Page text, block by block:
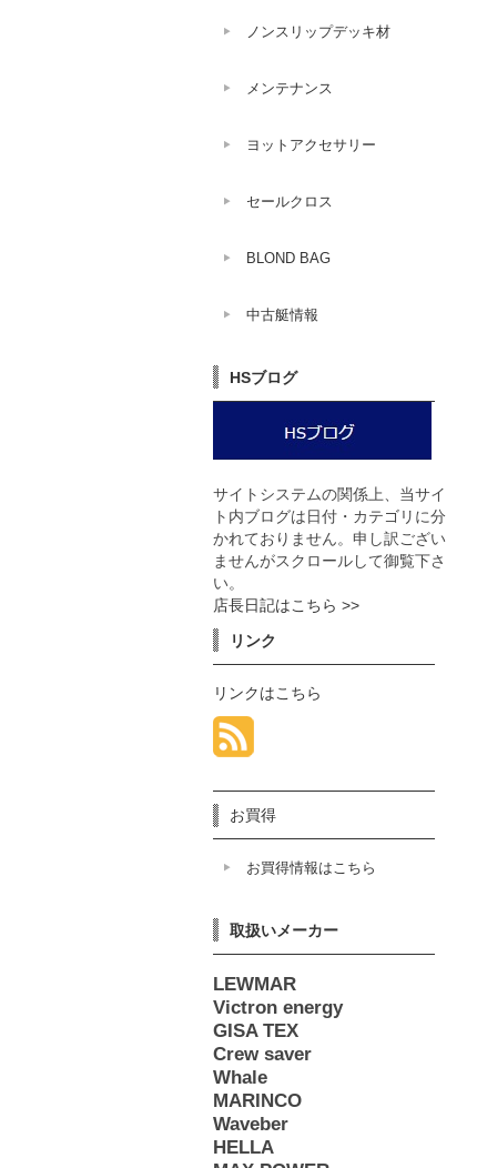
ノンスリップデッキ材
メンテナンス
ヨットアクセサリー
セールクロス
BLOND BAG
中古艇情報
HSブログ
サイトシステムの関係上、当サイ
ト内ブログは日付・カテゴリに分
かれておりません。申し訳ござい
ませんがスクロールして御覧下さ
い。
店長日記はこちら >>
リンク
リンクはこちら
お買得
お買得情報はこちら
取扱いメーカー
LEWMAR
Victron energy
GISA TEX
Crew saver
Whale
MARINCO
Waveber
HELLA